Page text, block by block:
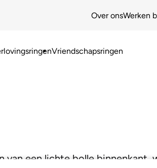
Over onsWerken
Vriendschapsringen
een lichte bolle